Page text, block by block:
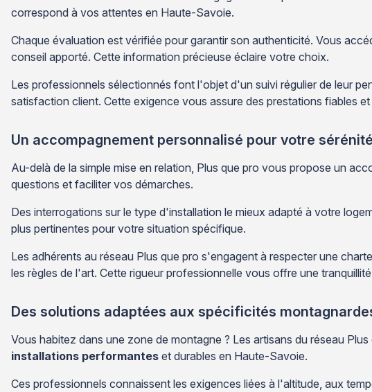
correspond à vos attentes en Haute-Savoie.
Chaque évaluation est vérifiée pour garantir son authenticité. Vous
conseil apporté. Cette information précieuse éclaire votre choix.
Les professionnels sélectionnés font l'objet d'un suivi régulier de leur
satisfaction client. Cette exigence vous assure des prestations fiables
Un accompagnement personnalisé pour votre sérénité
Au-delà de la simple mise en relation, Plus que pro vous propose un
questions et faciliter vos démarches.
Des interrogations sur le type d'installation le mieux adapté à votre
plus pertinentes pour votre situation spécifique.
Les adhérents au réseau Plus que pro s'engagent à respecter une
les règles de l'art. Cette rigueur professionnelle vous offre une
Des solutions adaptées aux spécificités
Vous habitez dans une zone de montagne ? Les artisans du réseau
installations performantes et durables en Haute-Savoie.
Ces professionnels connaissent les exigences liées à l'altitude, aux